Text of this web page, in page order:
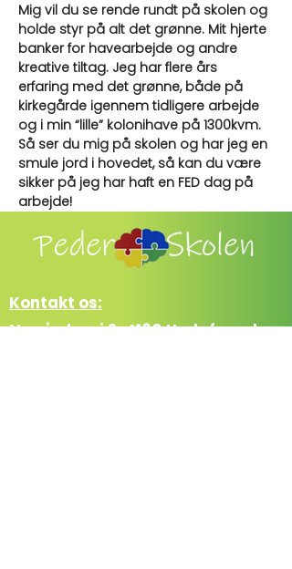
Mig vil du se rende rundt på skolen og
holde styr på alt det grønne. Mit hjerte
banker for havearbejde og andre
kreative tiltag. Jeg har flere års
erfaring med det grønne, både på
kirkegårde igennem tidligere arbejde
og i min “lille” kolonihave på 1300kvm.
Så ser du mig på skolen og har jeg en
smule jord i hovedet, så kan du være
sikker på jeg har haft en FED dag på
arbejde!
Kontakt os:
Nygårdevej 2, 4160 Herlufmagle